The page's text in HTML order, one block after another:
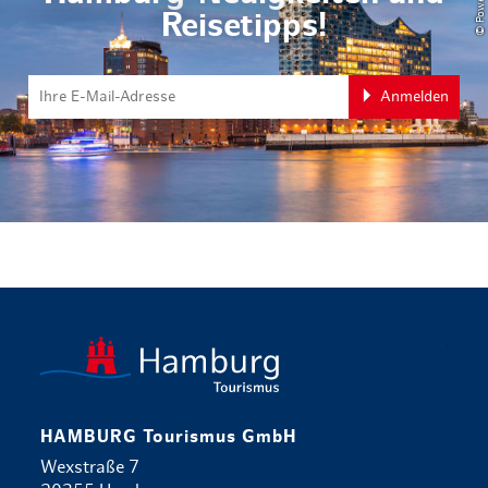
Reisetipps!
Anmelden
HAMBURG Tourismus GmbH
Wexstraße 7